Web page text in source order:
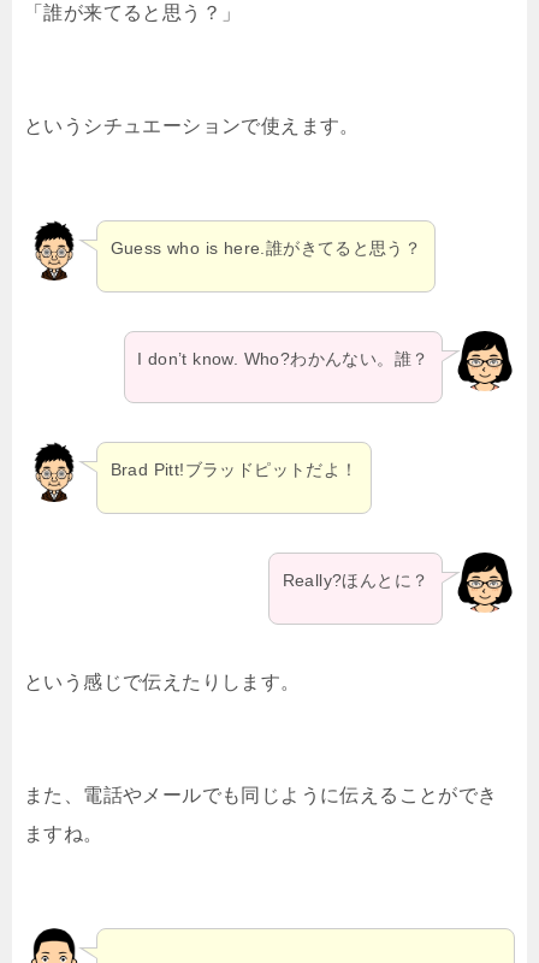
「誰が来てると思う？」
というシチュエーションで使えます。
Guess who is here.誰がきてると思う？
I don’t know. Who?わかんない。誰？
Brad Pitt!ブラッドピットだよ！
Really?ほんとに？
という感じで伝えたりします。
また、電話やメールでも同じように伝えることができ
ますね。